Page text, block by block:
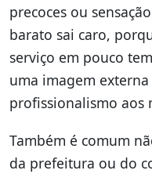
precoces ou
barato sai caro,
serviço em pouco
uma imagem
profissionalismo aos
Também é comum
da prefeitura ou do